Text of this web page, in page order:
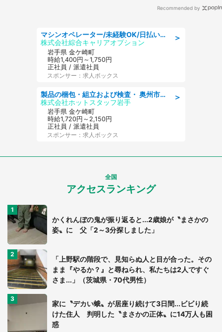
Recommended by
＞
マシンオペレーター/未経験OK/日払いOK/寮完備/交替制/20・30・40代活躍中
株式会社綜合キャリアオプション
岩手県 金ケ崎町
時給1,400円～1,750円
正社員 / 派遣社員
スポンサー：求人ボックス
＞
製品の梱包・組立および検査・ 奥州市江刺/大手企業で長期安定 梱包・検査・組立/半年経過毎に5万円の報奨金有
株式会社ホットスタッフ岩手
岩手県 金ケ崎町
時給1,720円～2,150円
正社員 / 派遣社員
スポンサー：求人ボックス
全国
アクセスランキング
かくれんぼの鬼が振り返ると...2歳娘が〝まさかの
姿〟に 父「2～3分探しました」
「上野駅の階段で、見知らぬ人と目が合った。その
まま『やるか？』と尋ねられ、私たちは2人ですぐ
さま...」（茨城県・70代男性）
家に〝デカい蛾〟が居座り続けて3日間...ビビり続
けた住人 判明した〝まさかの正体〟に14万人も困
惑